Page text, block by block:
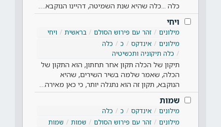
כלה ...כלה שהיא שנת השמיטה, דהיינו הנוקבא.…
ויחי
מילונים זהר עם פירוש הסולם בראשית
ויחי
מילונים
אינדקס כ
כלה
כלה תיקוניה ותכשיטיה
תיקון של הכלה תקון אחר תחתון, הוא התקון של
הכלה, שאמר שלמה בשיר השירים, שהיא
הנוקבא, תקון זה הוא נתגלה יותר, כי כאן מאירה…
שמות
מילונים אינדקס כ
כלה
מילונים
זהר עם פירוש הסולם שמות שמות